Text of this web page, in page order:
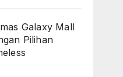
Galaxy Mall
Pilihan